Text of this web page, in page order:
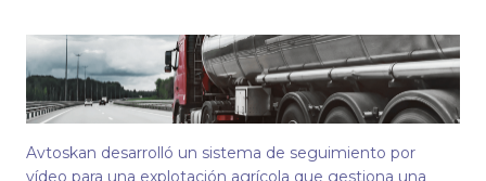
Avtoskan desarrolló un sistema de seguimiento por
vídeo para una explotación agrícola que gestiona una